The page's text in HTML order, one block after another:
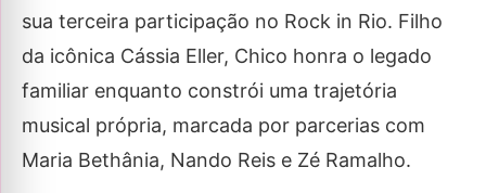
sua terceira participação no Rock in Rio. Filho
da icônica Cássia Eller, Chico honra o legado
familiar enquanto constrói uma trajetória
musical própria, marcada por parcerias com
Maria Bethânia, Nando Reis e Zé Ramalho.